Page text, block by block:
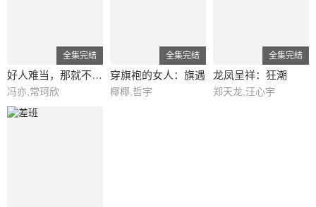
全集完结
好人难当，那就不当了
冯亦,常珂欣
全集完结
穿旗袍的女人：旗遇
椰椰,哲宇
全集完结
龙凤呈祥：狂潮
郑天龙,汪心宇